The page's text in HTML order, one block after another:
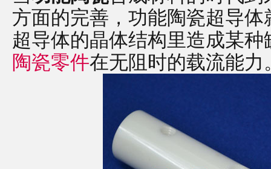
方面的完善，功能陶瓷超导
超导体的晶体结构里造成某
陶瓷零件在无阻时的载流能力